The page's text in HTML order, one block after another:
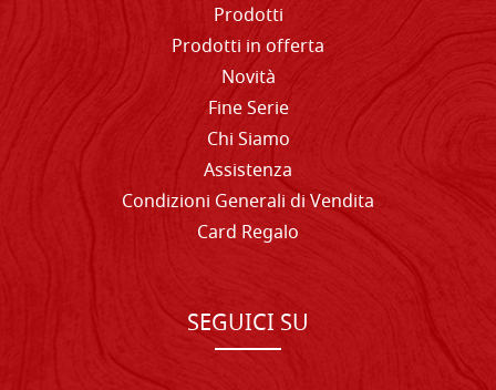
Prodotti
Prodotti in offerta
Novità
Fine Serie
Chi Siamo
Assistenza
Condizioni Generali di Vendita
Card Regalo
SEGUICI SU